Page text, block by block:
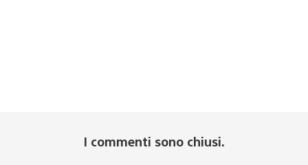
I commenti sono chiusi.